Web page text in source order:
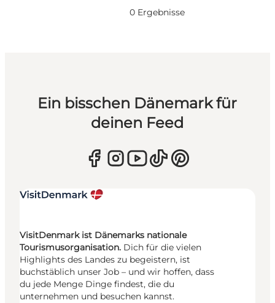
0 Ergebnisse
Ein bisschen Dänemark für
deinen Feed
VisitDenmark ist Dänemarks nationale
Tourismusorganisation. Dich für die vielen
Highlights des Landes zu begeistern, ist
buchstäblich unser Job – und wir hoffen, dass
du jede Menge Dinge findest, die du
unternehmen und besuchen kannst.